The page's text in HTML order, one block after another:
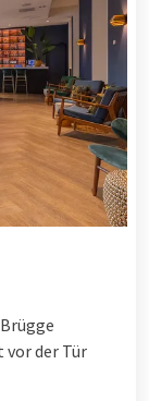
vor der Tür